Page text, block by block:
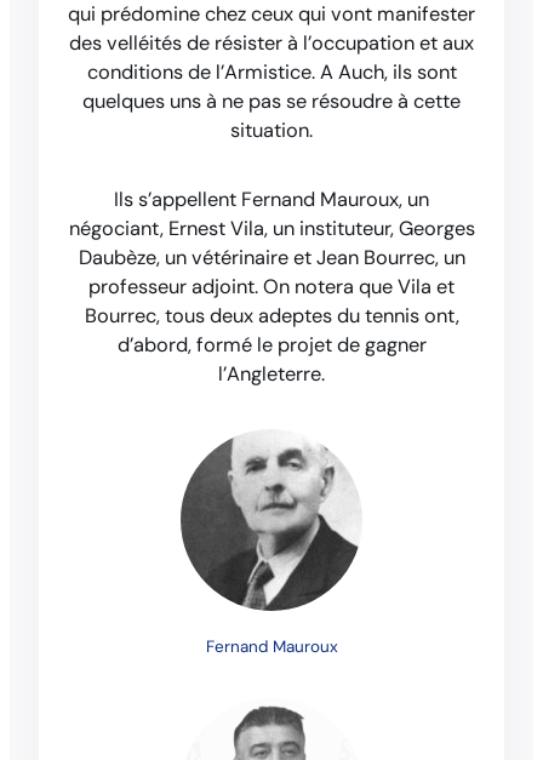
qui prédomine chez ceux qui vont manifester
des velléités de résister à l’occupation et aux
conditions de l’Armistice. A Auch, ils sont
quelques uns à ne pas se résoudre à cette
situation.
Ils s’appellent Fernand Mauroux, un
négociant, Ernest Vila, un instituteur, Georges
Daubèze, un vétérinaire et Jean Bourrec, un
professeur adjoint. On notera que Vila et
Bourrec, tous deux adeptes du tennis ont,
d’abord, formé le projet de gagner
l’Angleterre.
Fernand Mauroux